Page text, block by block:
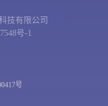
科技有限公司
号-1
号